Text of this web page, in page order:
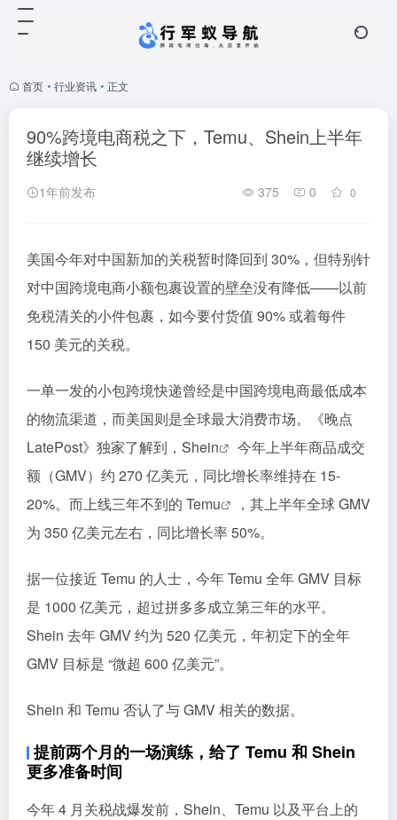
首页 • 行业资讯 • 正文
90%跨境电商税之下，Temu、Shein上半年
继续增长
1年前发布 375 0 0
美国今年对中国新加的关税暂时降回到 30%，但特别针
对中国跨境电商小额包裹设置的壁垒没有降低——以前
免税清关的小件包裹，如今要付货值 90% 或着每件
150 美元的关税。
一单一发的小包跨境快递曾经是中国跨境电商最低成本
的物流渠道，而美国则是全球最大消费市场。《晚点
LatePost》独家了解到， Shein
今年上半年商品成交
额（GMV）约 270 亿美元，同比增长率维持在 15-
20%。而上线三年不到的 Temu
，其上半年全球 GMV
为 350 亿美元左右，同比增长率 50%。
据一位接近 Temu 的人士，今年 Temu 全年 GMV 目标
是 1000 亿美元，超过拼多多成立第三年的水平。
Shein 去年 GMV 约为 520 亿美元，年初定下的全年
GMV 目标是 “微超 600 亿美元”。
Shein 和 Temu 否认了与 GMV 相关的数据。
提前两个月的一场演练，给了 Temu 和 Shein
更多准备时间
今年 4 月关税战爆发前，Shein、Temu 以及平台上的